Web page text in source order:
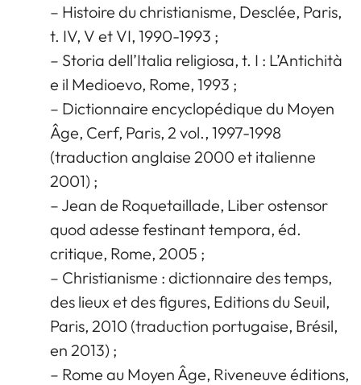
– Histoire du christianisme, Desclée, Paris,
t. IV, V et VI, 1990-1993 ;
– Storia dell’Italia religiosa, t. I : L’Antichità
e il Medioevo, Rome, 1993 ;
– Dictionnaire encyclopédique du Moyen
Âge, Cerf, Paris, 2 vol., 1997-1998
(traduction anglaise 2000 et italienne
2001) ;
– Jean de Roquetaillade, Liber ostensor
quod adesse festinant tempora, éd.
critique, Rome, 2005 ;
– Christianisme : dictionnaire des temps,
des lieux et des figures, Editions du Seuil,
Paris, 2010 (traduction portugaise, Brésil,
en 2013) ;
– Rome au Moyen Âge, Riveneuve éditions,